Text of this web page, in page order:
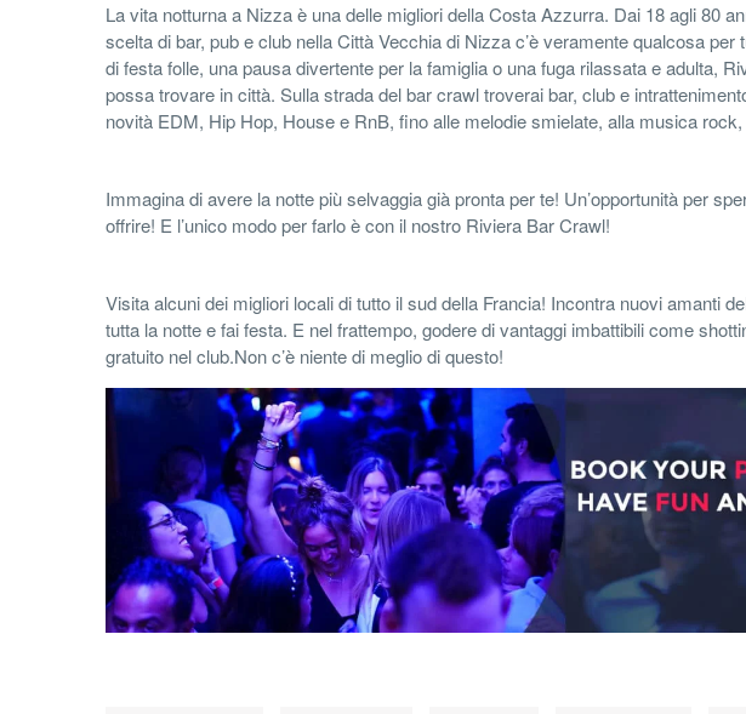
La vita notturna a Nizza è una delle migliori della Costa Azzurra. Dai 18 agli 80
scelta di bar, pub e club nella Città Vecchia di Nizza c’è veramente qualcosa
di festa folle, una pausa divertente per la famiglia o una fuga rilassata e adulta,
possa trovare in città. Sulla strada del bar crawl troverai bar, club e
novità EDM, Hip Hop, House e RnB, fino alle melodie smielate, alla musica
Immagina di avere la notte più selvaggia già pronta per te! Un’opportunità per
offrire! E l’unico modo per farlo è con il nostro Riviera Bar Crawl!
Visita alcuni dei migliori locali di tutto il sud della Francia! Incontra nuovi amanti
tutta la notte e fai festa. E nel frattempo, godere di vantaggi imbattibili come
gratuito nel club.Non c’è niente di meglio di questo!